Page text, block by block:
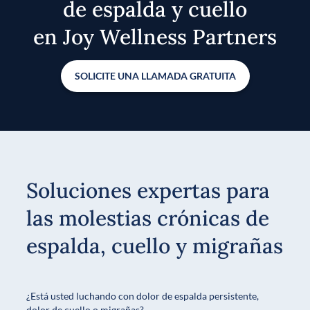
de espalda y cuello
en Joy Wellness Partners
SOLICITE UNA LLAMADA GRATUITA
Soluciones expertas para
las molestias crónicas de
espalda, cuello y migrañas
¿Está usted luchando con dolor de espalda persistente,